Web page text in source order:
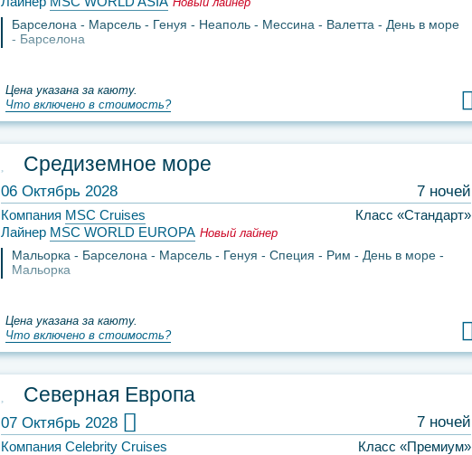
Барселона Марсель Генуя Неаполь Мессина Валетта
День в море
Барселона
Цена указана за каюту.
Что включено в стоимость?
Средиземное море
7 ночей
06 Октябрь 2028
Компания MSC Cruises
Класс «Стандарт»
Лайнер MSC WORLD EUROPA Новый лайнер
Мальорка Барселона Марсель Генуя Специя Рим
День в море
Мальорка
Цена указана за каюту.
Что включено в стоимость?
Северная Европа
7 ночей
07 Октябрь 2028
Компания Celebrity Cruises
Класс «Премиум»